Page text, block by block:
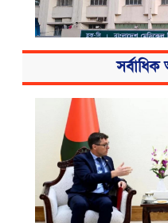
বিএসএমএমইউয়ের নতুন
মেডিকেল বিশ্ববিদ্যালয়